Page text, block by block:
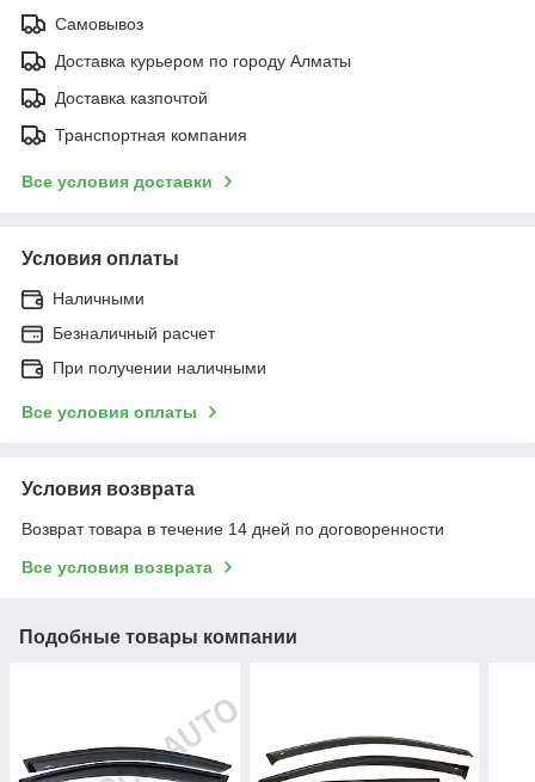
Самовывоз
Доставка курьером по городу Алматы
Доставка казпочтой
Транспортная компания
Все условия доставки
Условия оплаты
Наличными
Безналичный расчет
При получении наличными
Все условия оплаты
Условия возврата
Возврат товара в течение 14 дней по договоренности
Все условия возврата
Подобные товары компании